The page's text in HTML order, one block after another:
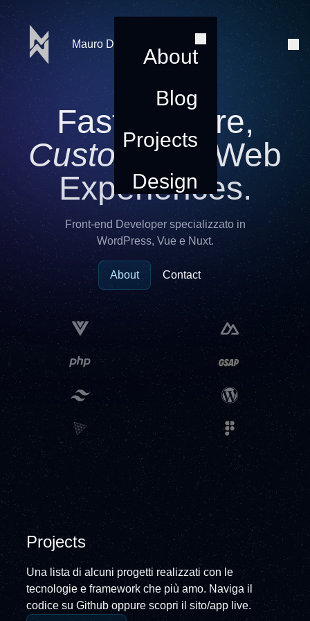
Mauro De Falco
About
Blog
Projects
Design
Fast, Secure,
Customized Web
Experiences.
Front-end Developer specializzato in
WordPress, Vue e Nuxt.
About Contact
Projects
Una lista di alcuni progetti realizzati con le
tecnologie e framework che più amo. Naviga il
codice su Github oppure scopri il sito/app live.